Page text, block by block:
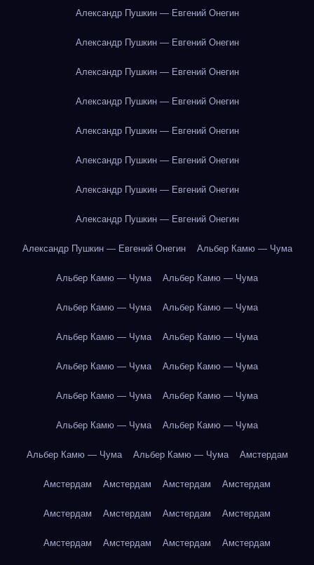
Александр Пушкин — Евгений Онегин
Александр Пушкин — Евгений Онегин
Александр Пушкин — Евгений Онегин
Александр Пушкин — Евгений Онегин
Александр Пушкин — Евгений Онегин
Александр Пушкин — Евгений Онегин
Александр Пушкин — Евгений Онегин
Александр Пушкин — Евгений Онегин
Александр Пушкин — Евгений Онегин Альбер Камю — Чума
Альбер Камю — Чума Альбер Камю — Чума
Альбер Камю — Чума Альбер Камю — Чума
Альбер Камю — Чума Альбер Камю — Чума
Альбер Камю — Чума Альбер Камю — Чума
Альбер Камю — Чума Альбер Камю — Чума
Альбер Камю — Чума Альбер Камю — Чума
Альбер Камю — Чума Альбер Камю — Чума Амстердам
Амстердам Амстердам Амстердам Амстердам
Амстердам Амстердам Амстердам Амстердам
Амстердам Амстердам Амстердам Амстердам